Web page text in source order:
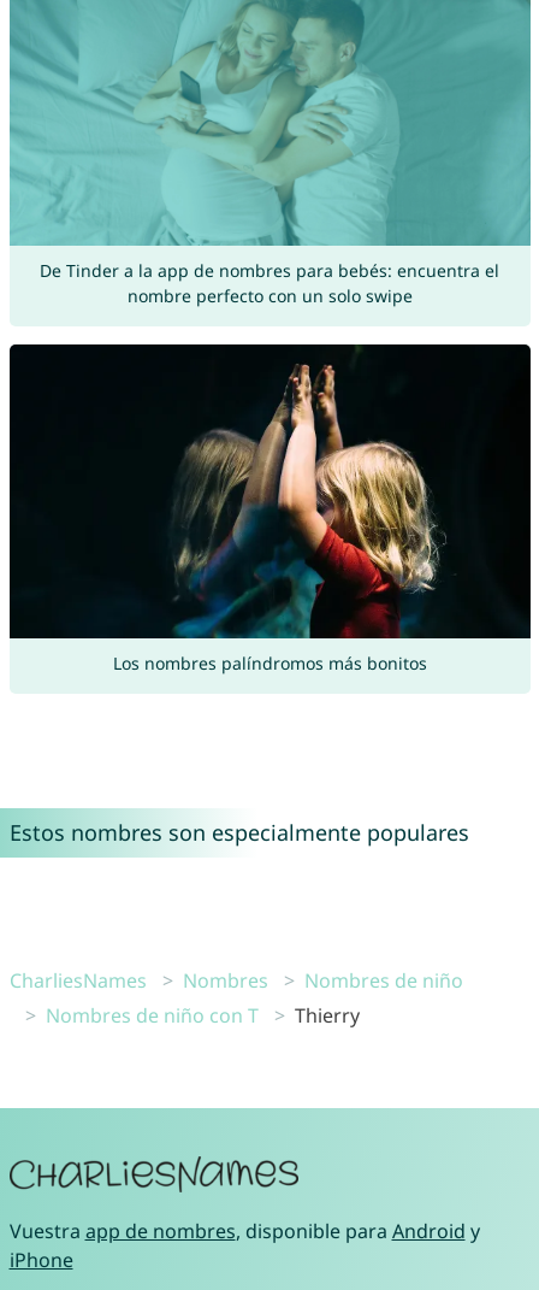
De Tinder a la app de nombres para bebés: encuentra el
nombre perfecto con un solo swipe
Los nombres palíndromos más bonitos
Estos nombres son especialmente populares
CharliesNames Nombres
Nombres de niño
Nombres de niño con T
Thierry
Vuestra app de nombres, disponible para Android y
iPhone